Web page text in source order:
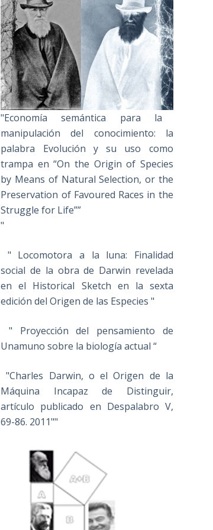
"Economía semántica para la
manipulación del conocimiento: la
palabra Evolución y su uso como
trampa en “On the Origin of Species
by Means of Natural Selection, or the
Preservation of Favoured Races in the
Struggle for Life””
"
" Locomotora a la luna: Finalidad
social de la obra de Darwin revelada
en el Historical Sketch en la sexta
edición del Origen de las Especies "
" Proyección
del pensamiento de Unamuno sobre la
biología actual “